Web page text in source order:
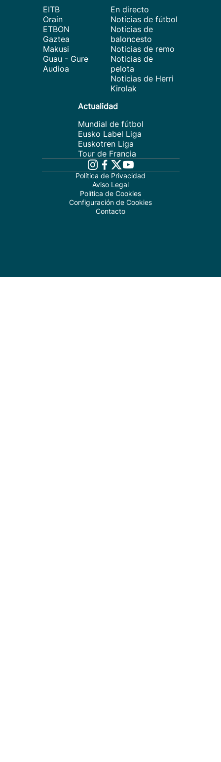
EITB
Orain
ETBON
Gaztea
Makusi
Guau - Gure
Audioa
En directo
Noticias de fútbol
Noticias de
baloncesto
Noticias de remo
Noticias de
pelota
Noticias de Herri
Kirolak
Actualidad
Mundial de fútbol
Eusko Label Liga
Euskotren Liga
Tour de Francia
Política de Privacidad
Aviso Legal
Política de Cookies
Configuración de Cookies
Contacto